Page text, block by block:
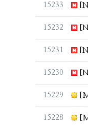
번호
15233
번호
15232
번호
15231
번호
15230
번호
15229
번호
15228